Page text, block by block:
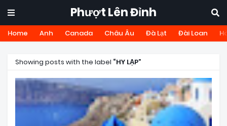
Phượt Lên Đỉnh
Home Anh Canada Châu Âu Đà Lạt Đài Loan
Showing posts with the label HY LẠP